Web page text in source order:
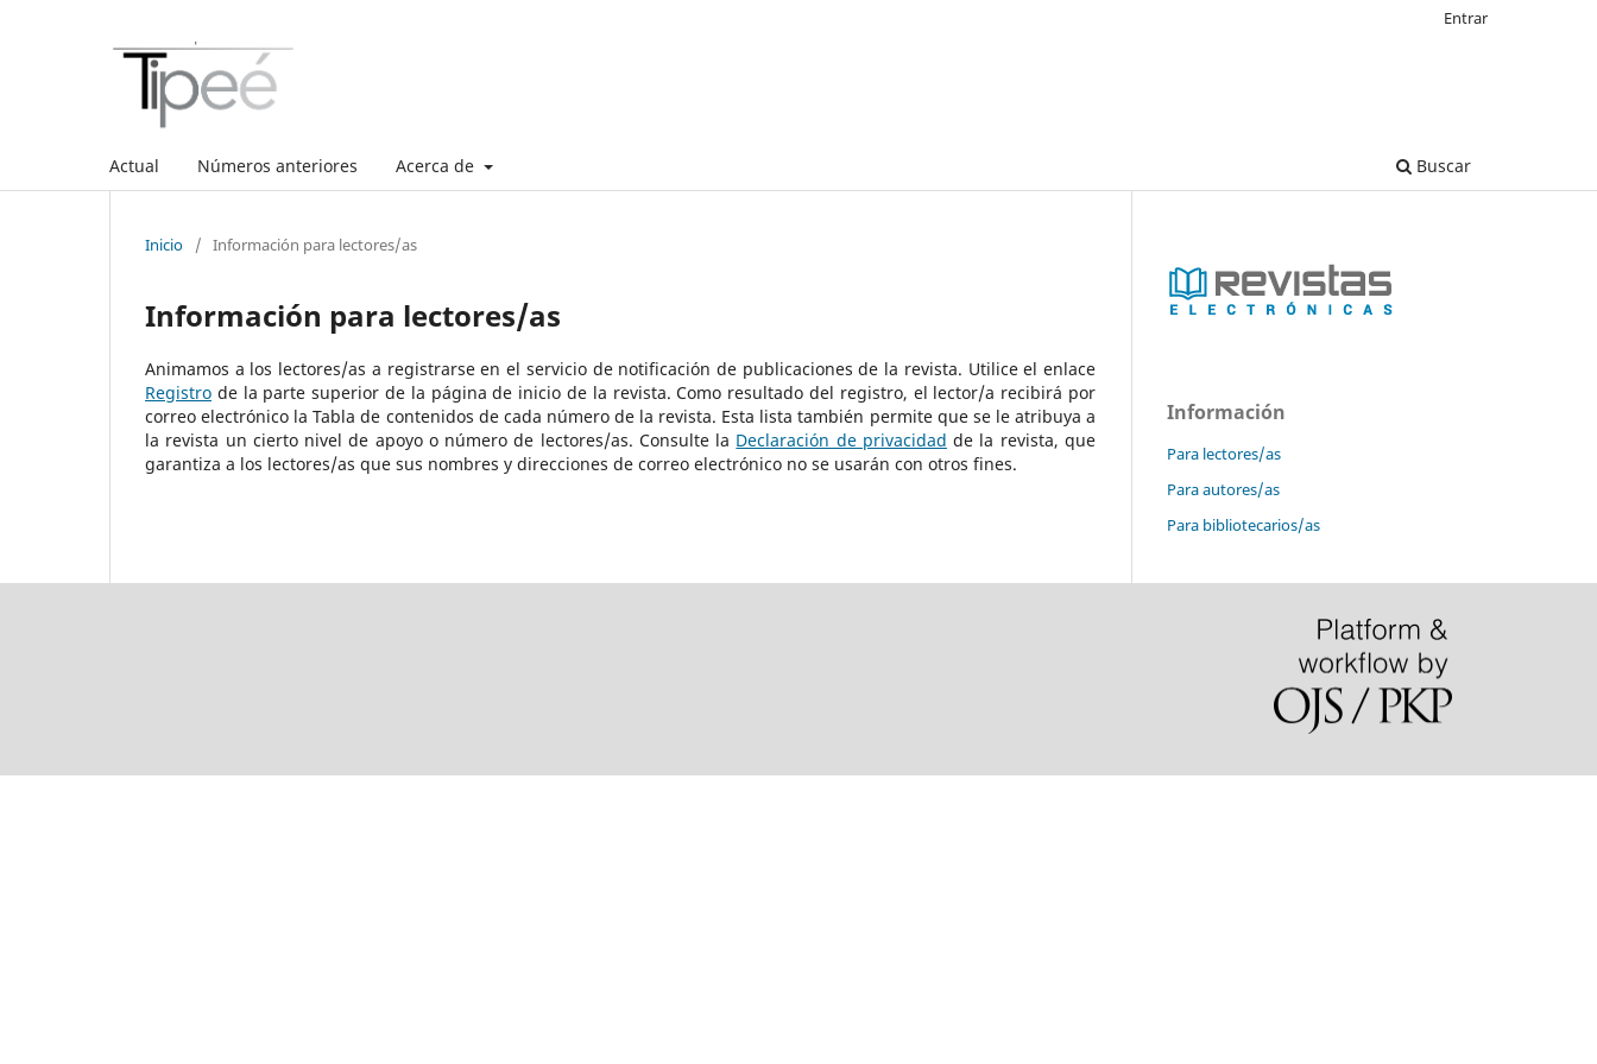
Actual Números anteriores Acerca de Buscar
Entrar
Inicio / Información para lectores/as
Información para lectores/as
Animamos a los lectores/as a registrarse en el servicio de notificación de publicaciones de la revista. Utilice el enlace
Registro de la parte superior de la página de inicio de la revista. Como resultado del registro, el lector/a recibirá por
correo electrónico la Tabla de contenidos de cada número de la revista. Esta lista también permite que se le atribuya a
la revista un cierto nivel de apoyo o número de lectores/as. Consulte la Declaración de privacidad de la revista, que
garantiza a los lectores/as que sus nombres y direcciones de correo electrónico no se usarán con otros fines.
Información
Para lectores/as
Para autores/as
Para bibliotecarios/as